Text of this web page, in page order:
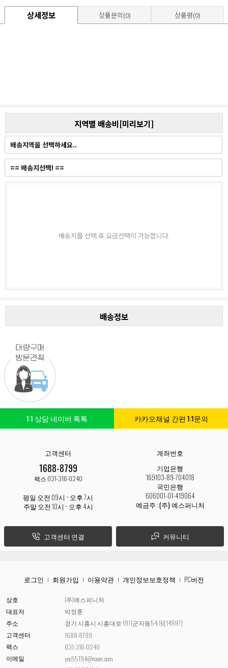
상세정보 상품문의(0) 상품평(0)
지역별 배송비[미리보기]
배송지를 선택 후 요금선택이 가능합니다.
배송정보
1:1 상담 네이버 톡톡 카카오채널 간편 1:1문의
고객센터
1688-8799
팩스 031-316-0240
평일 오전 09시 ~ 오후 7시
주말 오전 10시 ~ 오후 4시
고객센터 연결
계좌번호
기업은행
169103-89-704018
국민은행
606001-01-419064
예금주 :(주) 예스퍼니처
커뮤니티
로그인 회원가입 이용약관 개인정보보호정책 PC버전
상호
(주)예스퍼니처
대표자
박정훈
주소
경기 시흥시 시흥대로 197(군자동54-9)[14997]
고객센터
1688-8799
팩스
031-316-0240
이메일
yes55194@naver.com